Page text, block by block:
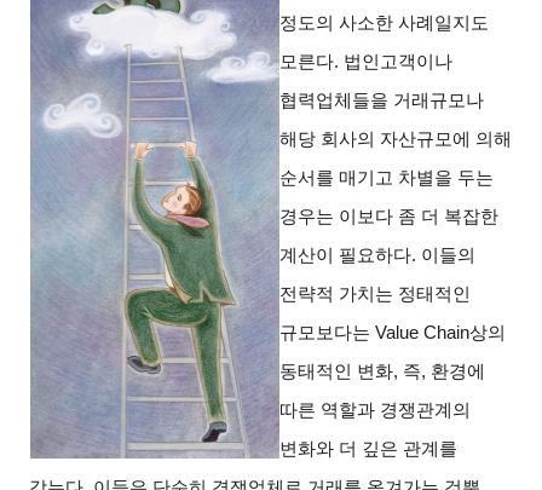
정도의 사소한 사례일지도
모른다. 법인고객이나
협력업체들을 거래규모나
해당 회사의 자산규모에 의해
순서를 매기고 차별을 두는
경우는 이보다 좀 더 복잡한
계산이 필요하다. 이들의
전략적 가치는 정태적인
규모보다는 Value Chain상의
동태적인 변화, 즉, 환경에
따른 역할과 경쟁관계의
변화와 더 깊은 관계를